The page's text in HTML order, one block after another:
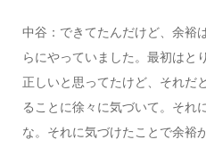
中谷：できてたんだけど、余裕
らにやっていました。最初はと
正しいと思ってたけど、それだ
ることに徐々に気づいて。それ
な。それに気づけたことで余裕